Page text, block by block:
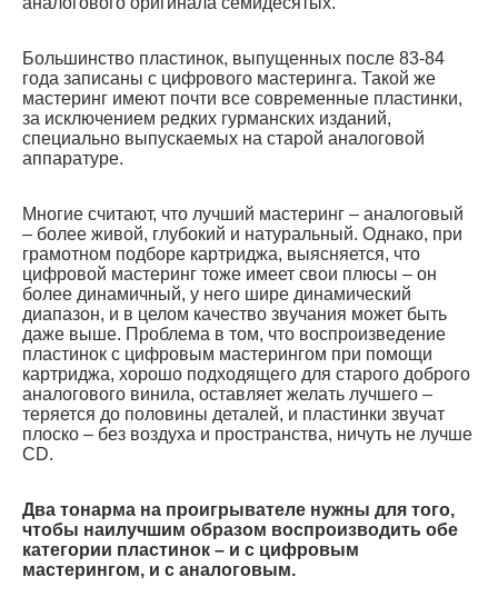
Большинство пластинок, выпущенных после 83-84
года записаны с цифрового мастеринга. Такой же
мастеринг имеют почти все современные пластинки,
за исключением редких гурманских изданий,
специально выпускаемых на старой аналоговой
аппаратуре.
Многие считают, что лучший мастеринг – аналоговый
– более живой, глубокий и натуральный. Однако, при
грамотном подборе картриджа, выясняется, что
цифровой мастеринг тоже имеет свои плюсы – он
более динамичный, у него шире динамический
диапазон, и в целом качество звучания может быть
даже выше. Проблема в том, что воспроизведение
пластинок с цифровым мастерингом при помощи
картриджа, хорошо подходящего для старого доброго
аналогового винила, оставляет желать лучшего –
теряется до половины деталей, и пластинки звучат
плоско – без воздуха и пространства, ничуть не лучше
CD.
Два тонарма на проигрывателе нужны для того,
чтобы наилучшим образом воспроизводить обе
категории пластинок – и с цифровым
мастерингом, и с аналоговым.